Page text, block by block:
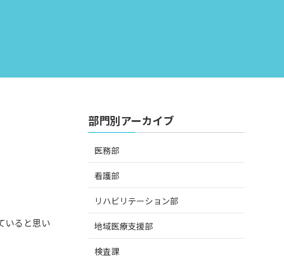
いると思い
部門別アーカイブ
医務部
看護部
リハビリテーション部
地域医療支援部
検査課